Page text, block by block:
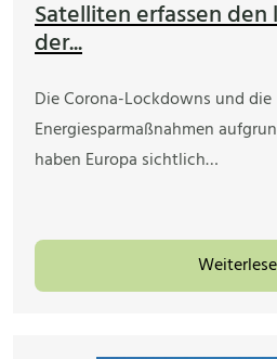
Satelliten erfassen
der...
Die Corona-Lockdowns und die
Energiesparmaßnahmen
haben Europa sichtlich…